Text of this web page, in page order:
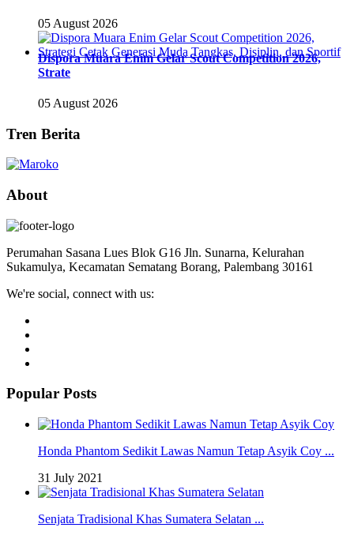
05 August 2026
Dispora Muara Enim Gelar Scout Competition 2026,
Strate
05 August 2026
Tren Berita
About
Perumahan Sasana Lues Blok G16 Jln. Sunarna, Kelurahan
Sukamulya, Kecamatan Sematang Borang, Palembang 30161
We're social, connect with us:
Popular Posts
Honda Phantom Sedikit Lawas Namun Tetap Asyik Coy ...
31 July 2021
Senjata Tradisional Khas Sumatera Selatan ...